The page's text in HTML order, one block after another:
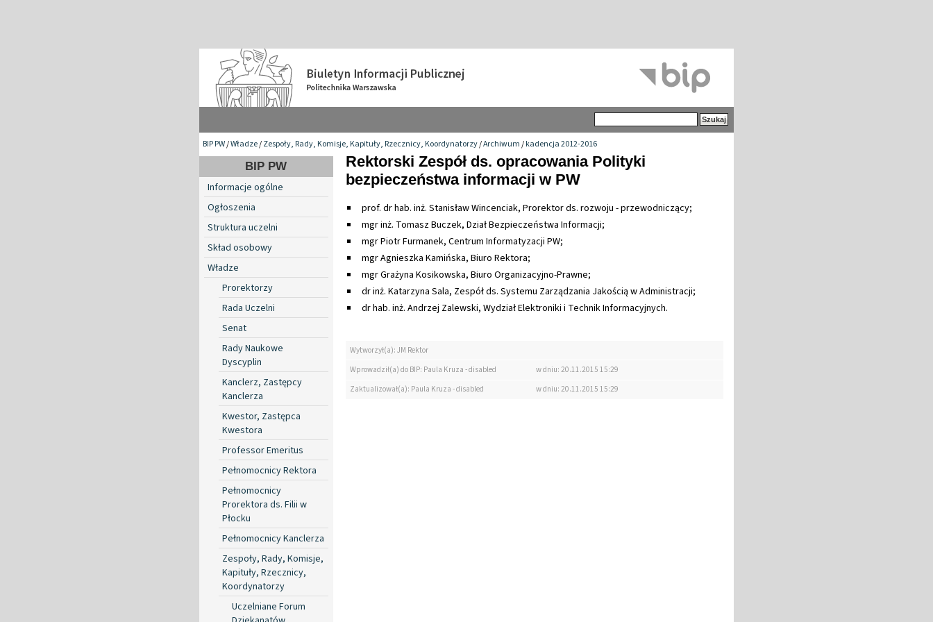
BIP PW/Władze/Zespoły, Rady, Komisje, Kapituły, Rzecznicy, Koordynatorzy/Archiwum/kadencja 2012-2016
BIP PW
Informacje ogólne
Ogłoszenia
Struktura uczelni
Skład osobowy
Władze
Prorektorzy
Rada Uczelni
Senat
Rady Naukowe
Dyscyplin
Kanclerz, Zastępcy
Kanclerza
Kwestor, Zastępca
Kwestora
Professor Emeritus
Pełnomocnicy Rektora
Pełnomocnicy
Prorektora ds. Filii w
Płocku
Pełnomocnicy Kanclerza
Zespoły, Rady, Komisje,
Kapituły, Rzecznicy,
Koordynatorzy
Uczelniane Forum
Rektorski Zespół ds. opracowania Polityki
bezpieczeństwa informacji w PW
prof. dr hab. inż. Stanisław Wincenciak, Prorektor ds. rozwoju - przewodniczący;
mgr inż. Tomasz Buczek, Dział Bezpieczeństwa Informacji;
mgr Piotr Furmanek, Centrum Informatyzacji PW;
mgr Agnieszka Kamińska, Biuro Rektora;
mgr Grażyna Kosikowska, Biuro Organizacyjno-Prawne;
dr inż. Katarzyna Sala, Zespół ds. Systemu Zarządzania Jakością w Administracji;
dr hab. inż. Andrzej Zalewski, Wydział Elektroniki i Technik Informacyjnych.
Wytworzył(a): JM Rektor
Wprowadził(a) do BIP: Paula Kruza - disabled
w dniu: 20.11.2015 15:29
Zaktualizował(a): Paula Kruza - disabled
w dniu: 20.11.2015 15:29